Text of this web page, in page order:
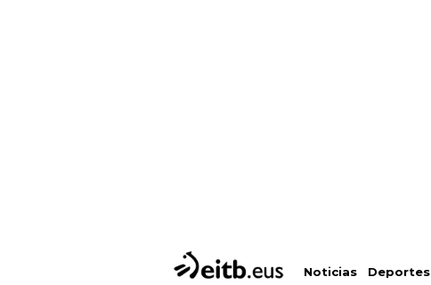
Noticias Deportes